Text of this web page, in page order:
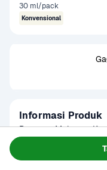
30 ml/pack
Konvensional
Informasi Produk
Pewarna Makanan
warna cerah dan